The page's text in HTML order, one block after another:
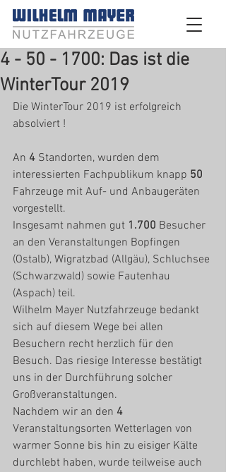
4 - 50 - 1700: Das ist die
WinterTour 2019
Die WinterTour 2019 ist erfolgreich
absolviert !
An 4 Standorten, wurden dem
interessierten Fachpublikum knapp 50
Fahrzeuge mit Auf- und Anbaugeräten
vorgestellt.
Insgesamt nahmen gut 1.700 Besucher
an den Veranstaltungen Bopfingen
(Ostalb), Wigratzbad (Allgäu), Schluchsee
(Schwarzwald) sowie Fautenhau
(Aspach) teil.
Wilhelm Mayer Nutzfahrzeuge bedankt
sich auf diesem Wege bei allen
Besuchern recht herzlich für den
Besuch. Das riesige Interesse bestätigt
uns in der Durchführung solcher
Großveranstaltungen.
Nachdem wir an den 4
Veranstaltungsorten Wetterlagen von
warmer Sonne bis hin zu eisiger Kälte
durchlebt haben, wurde teilweise auch